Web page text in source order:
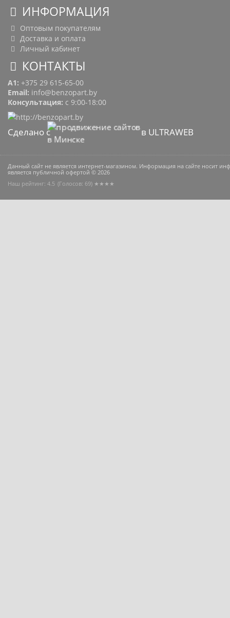
ИНФОРМАЦИЯ
Оптовым покупателям
Доставка и оплата
Личный кабинет
КОНТАКТЫ
A1: +375 29 615-65-00
Email: info@benzopart.by
Консультация: с 9:00-18:00
Сделано с в ULTRAWEB
Данный сайт не является интернет-магазином. Информация на сайте носит
является публичной офертой © 2026
Наш рейтинг: 4.5 (Голосов: 69) ★★★★